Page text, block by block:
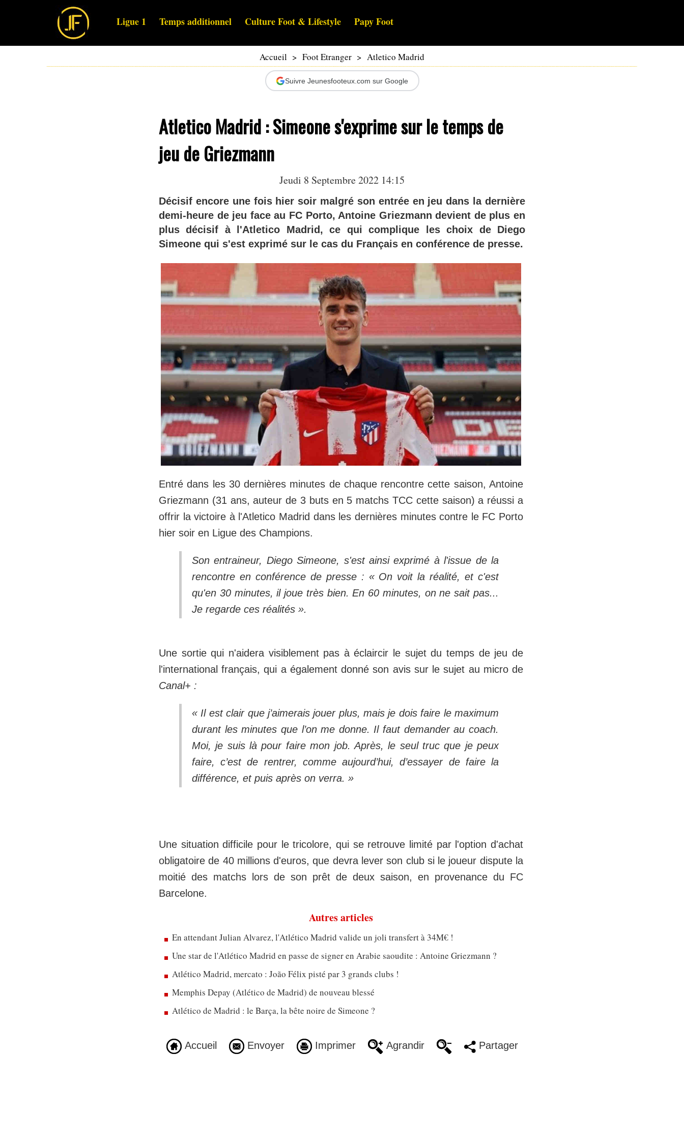
Ligue 1 Temps additionnel Culture Foot & Lifestyle Papy Foot
Accueil > Foot Etranger > Atletico Madrid
Suivre Jeunesfooteux.com sur Google
Atletico Madrid : Simeone s'exprime sur le temps de
jeu de Griezmann
Jeudi 8 Septembre 2022 14:15
Décisif encore une fois hier soir malgré son entrée en jeu dans la dernière
demi-heure de jeu face au FC Porto, Antoine Griezmann devient de plus en
plus décisif à l'Atletico Madrid, ce qui complique les choix de Diego
Simeone qui s'est exprimé sur le cas du Français en conférence de presse.
Entré dans les 30 dernières minutes de chaque rencontre cette saison, Antoine
Griezmann (31 ans, auteur de 3 buts en 5 matchs TCC cette saison) a réussi a
offrir la victoire à l'Atletico Madrid dans les dernières minutes contre le FC Porto
hier soir en Ligue des Champions.
Son entraineur, Diego Simeone, s'est ainsi exprimé à l'issue de la
rencontre en conférence de presse : « On voit la réalité, et c'est
qu'en 30 minutes, il joue très bien. En 60 minutes, on ne sait pas...
Je regarde ces réalités ».
Une sortie qui n'aidera visiblement pas à éclaircir le sujet du temps de jeu de
l'international français, qui a également donné son avis sur le sujet au micro de
Canal+ :
« Il est clair que j’aimerais jouer plus, mais je dois faire le maximum
durant les minutes que l’on me donne. Il faut demander au coach.
Moi, je suis là pour faire mon job. Après, le seul truc que je peux
faire, c’est de rentrer, comme aujourd’hui, d’essayer de faire la
différence, et puis après on verra. »
Une situation difficile pour le tricolore, qui se retrouve limité par l'option d'achat
obligatoire de 40 millions d'euros, que devra lever son club si le joueur dispute la
moitié des matchs lors de son prêt de deux saison, en provenance du FC
Barcelone.
Autres articles
En attendant Julian Alvarez, l'Atlético Madrid valide un joli transfert à 34M€ !
Une star de l'Atlético Madrid en passe de signer en Arabie saoudite : Antoine Griezmann ?
Atlético Madrid, mercato : João Félix pisté par 3 grands clubs !
Memphis Depay (Atlético de Madrid) de nouveau blessé
Atlético de Madrid : le Barça, la bête noire de Simeone ?
Accueil Envoyer Imprimer Agrandir Partager